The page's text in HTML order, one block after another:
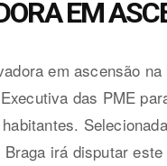
EM
em ascensão
das PME
irá disputar